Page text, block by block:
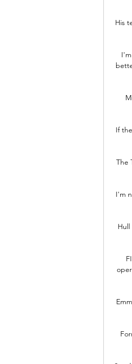
His
If
The
I'm